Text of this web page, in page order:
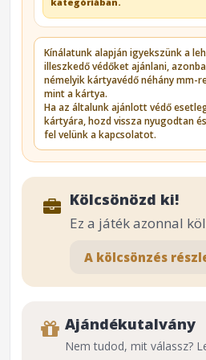
Kínálatunk alapján igyekszünk a
illeszkedő védőket ajánlani,
némelyik kártyavédő néhány mm-
mint a kártya.
Ha az általunk ajánlott védő
kártyára, hozd vissza nyugodtan
fel velünk a kapcsolatot.
Kölcsönözd ki!
Ez a játék azonnal
A kölcsönzés
Ajándékutalvány
Nem tudod, mit válassz?